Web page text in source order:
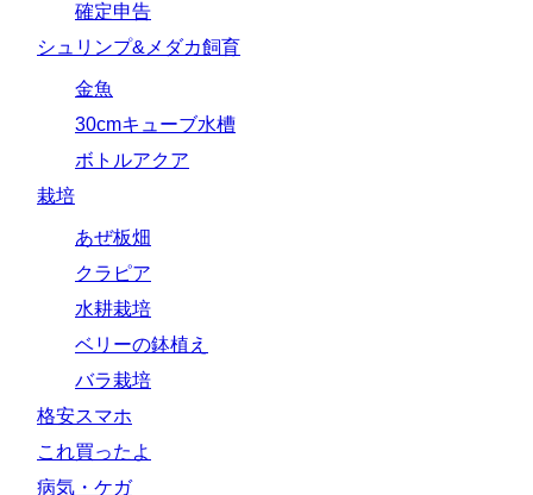
確定申告
シュリンプ&メダカ飼育
金魚
30cmキューブ水槽
ボトルアクア
栽培
あぜ板畑
クラピア
水耕栽培
ベリーの鉢植え
バラ栽培
格安スマホ
これ買ったよ
病気・ケガ